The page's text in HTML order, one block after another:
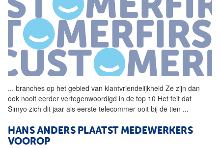
... branches op het gebied van klantvriendelijkheid Ze zijn dan
ook nooit eerder vertegenwoordigd in de top 10 Het feit dat
Simyo zich dit jaar als eerste telecommer ooit bij de tien ...
HANS ANDERS PLAATST MEDEWERKERS
VOOROP